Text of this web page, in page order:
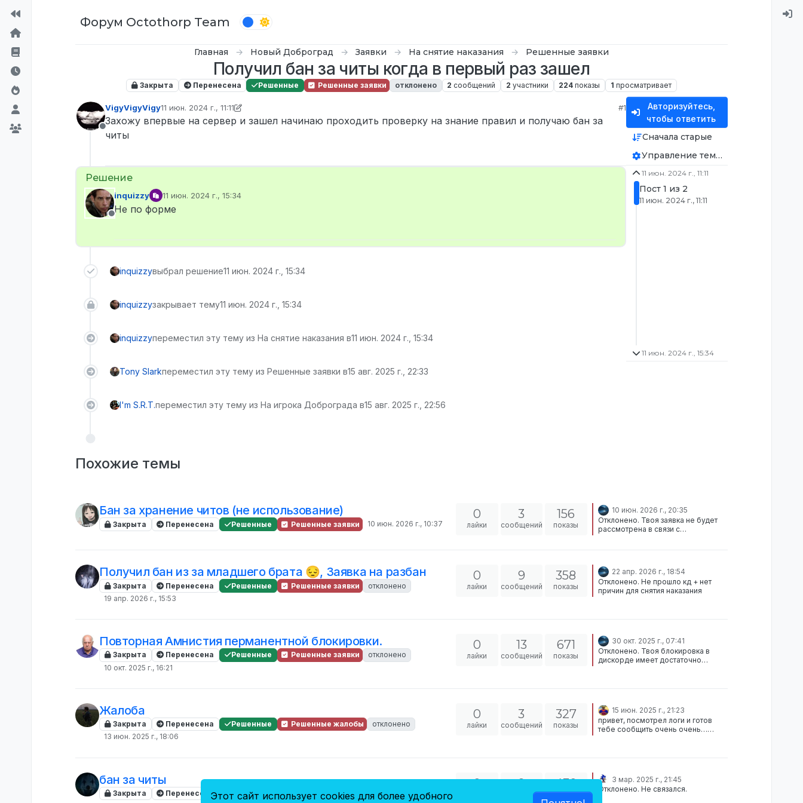
Форум Octothorp Team
Главная Новый Доброград Заявки На снятие наказания Решенные заявки
Получил бан за читы когда в первый раз зашел
Закрыта Перенесена Решенные Решенные заявки отклонено 2 сообщений 2 участники 224 показы 1 просматривает
Не в сети
VigyVigyVigy11 июн. 2024 г., 11:11
отредактировано inquizzy
#1
Захожу впервые на сервер и зашел начинаю проходить проверку на знание правил и получаю бан за
читы
Не в сети
inquizzy 11 июн. 2024 г., 15:34
отредактировано
Не по форме
inquizzyвыбрал решение11 июн. 2024 г., 15:34
inquizzyзакрывает тему11 июн. 2024 г., 15:34
inquizzyпереместил эту тему из На снятие наказания в11 июн. 2024 г., 15:34
Tony Slarkпереместил эту тему из Решенные заявки в15 авг. 2025 г., 22:33
I'm S.R.T.переместил эту тему из На игрока Доброграда в15 авг. 2025 г., 22:56
Авторизуйтесь,
чтобы ответить
Сначала старые
Управление темой
11 июн. 2024 г., 11:11
Пост 1 из 2
11 июн. 2024 г., 11:11
11 июн. 2024 г., 15:34
Похожие темы
Бан за хранение читов (не использование)
Закрыта Перенесена Решенные Решенные заявки 10 июн. 2026 г., 10:37
0
лайки
3
сообщений
156
показы
10 июн. 2026 г., 20:35
Отклонено. Твоя заявка не будет
рассмотрена в связи с
Получил бан из за младшего брата 😔, Заявка на разбан
Закрыта Перенесена Решенные Решенные заявки
отклонено
19 апр. 2026 г., 15:53
0
лайки
9
сообщений
358
показы
22 апр. 2026 г., 18:54
Отклонено. Не прошло кд + нет
причин для снятия наказания
Повторная Амнистия перманентной блокировки.
Закрыта Перенесена Решенные Решенные заявки
отклонено
10 окт. 2025 г., 16:21
0
лайки
13
сообщений
671
показы
30 окт. 2025 г., 07:41
Отклонено. Твоя блокировка в
дискорде имеет достаточно
Жалоба
Закрыта Перенесена Решенные Решенные жалобы
отклонено
13 июн. 2025 г., 18:06
0
лайки
3
сообщений
327
показы
15 июн. 2025 г., 21:23
привет, посмотрел логи и готов
тебе сообщить очень очень…
один раз, тот кто взломал его.
Вердикт: Отклонено. Нажми ТС я
тебе заявку в друзья откину,
бан за читы
Закрыта Перенесена Решенные Решенные заявки
отклонено
0 9
сообщений
430
показы
3 мар. 2025 г., 21:45
Отклонено. Не связался.
Этот сайт использует cookies для более удобного